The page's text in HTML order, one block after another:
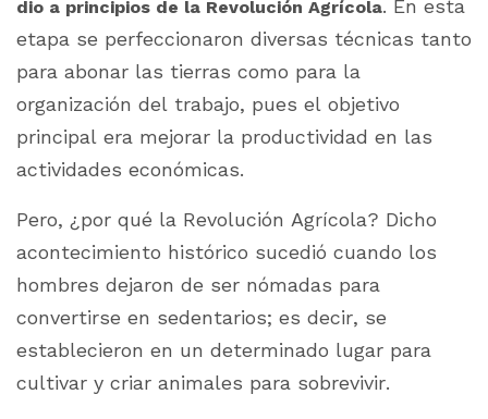
dio a principios de la Revolución Agrícola. En esta
etapa se perfeccionaron diversas técnicas tanto
para abonar las tierras como para la
organización del trabajo, pues el objetivo
principal era mejorar la productividad en las
actividades económicas.
Pero, ¿por qué la Revolución Agrícola? Dicho
acontecimiento histórico sucedió cuando los
hombres dejaron de ser nómadas para
convertirse en sedentarios; es decir, se
establecieron en un determinado lugar para
cultivar y criar animales para sobrevivir.